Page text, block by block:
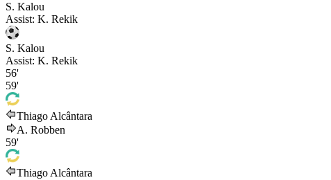
S. Kalou
Assist: K. Rekik
S. Kalou
Assist: K. Rekik
56'
59'
Thiago Alcântara
A. Robben
59'
Thiago Alcântara